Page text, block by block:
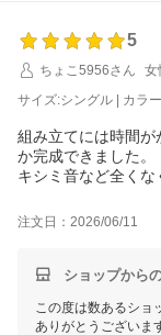
5
ちょこ5956さん
女
サイズ:シングル | カラ
組み立てには時間が
か完成できました。
キシミ音など全くな
注文日：2026/06/11
ショップから
この度は数あるショ
ありがとうございま